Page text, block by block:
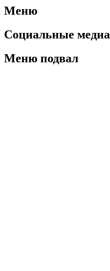
Меню
Социальные медиа
Меню подвал